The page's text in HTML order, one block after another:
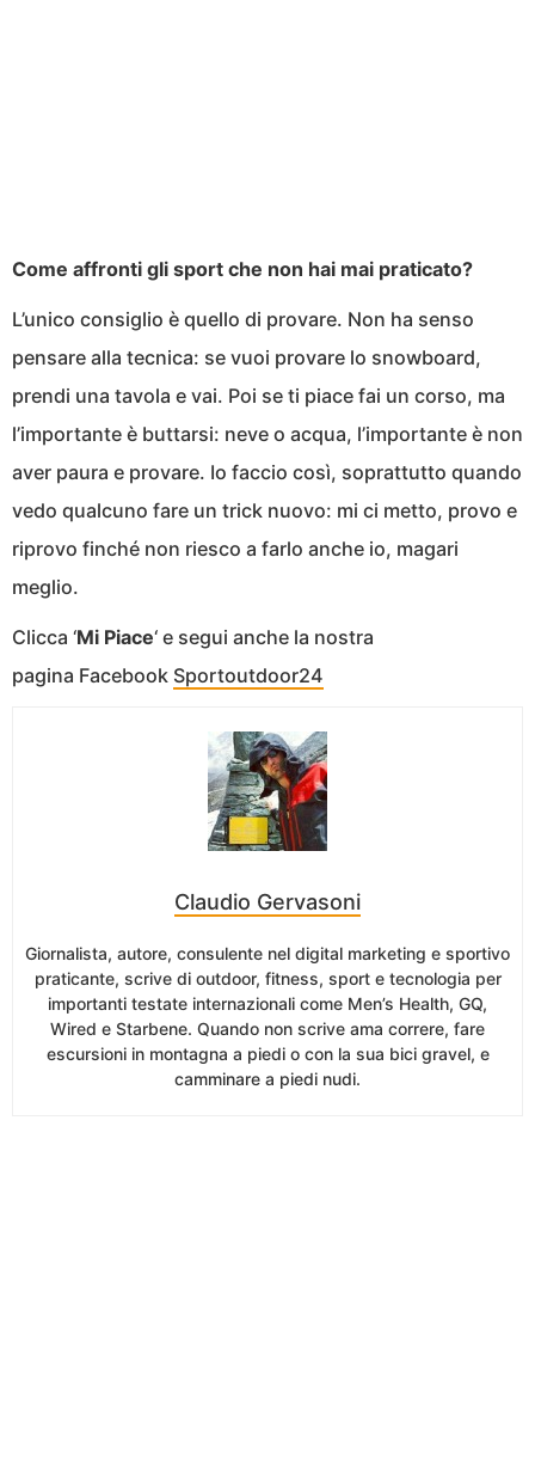
Come affronti gli sport che non hai mai praticato?
L’unico consiglio è quello di provare. Non ha senso
pensare alla tecnica: se vuoi provare lo snowboard,
prendi una tavola e vai. Poi se ti piace fai un corso, ma
l’importante è buttarsi: neve o acqua, l’importante è non
aver paura e provare. Io faccio così, soprattutto quando
vedo qualcuno fare un trick nuovo: mi ci metto, provo e
riprovo finché non riesco a farlo anche io, magari
meglio.
Clicca ‘Mi Piace‘ e segui anche la nostra
pagina Facebook Sportoutdoor24
Claudio Gervasoni
Giornalista, autore, consulente nel digital marketing e sportivo
praticante, scrive di outdoor, fitness, sport e tecnologia per
importanti testate internazionali come Men’s Health, GQ,
Wired e Starbene. Quando non scrive ama correre, fare
escursioni in montagna a piedi o con la sua bici gravel, e
camminare a piedi nudi.